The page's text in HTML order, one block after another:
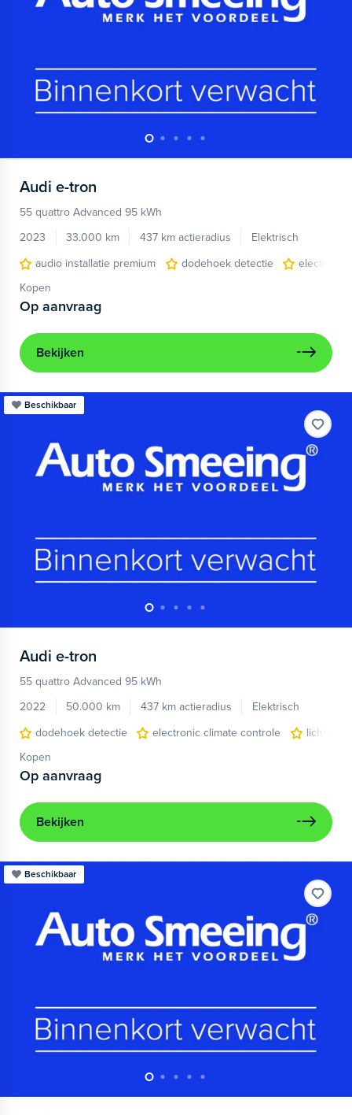
Audi e-tron
55 quattro Advanced 95 kWh
2023
33.000 km 437 km actieradius
Elektrisch
audio installatie premium
dodehoek detectie
electronic
Kopen
Op aanvraag
Bekijken
Beschikbaar
Audi e-tron
55 quattro Advanced 95 kWh
2022
50.000 km 437 km actieradius
Elektrisch
dodehoek detectie
electronic climate controle
Kopen
Op aanvraag
Bekijken
Beschikbaar